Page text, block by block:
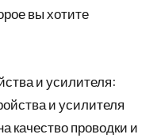
вы хотите
и усилителя:
и усилителя
качество проводки и